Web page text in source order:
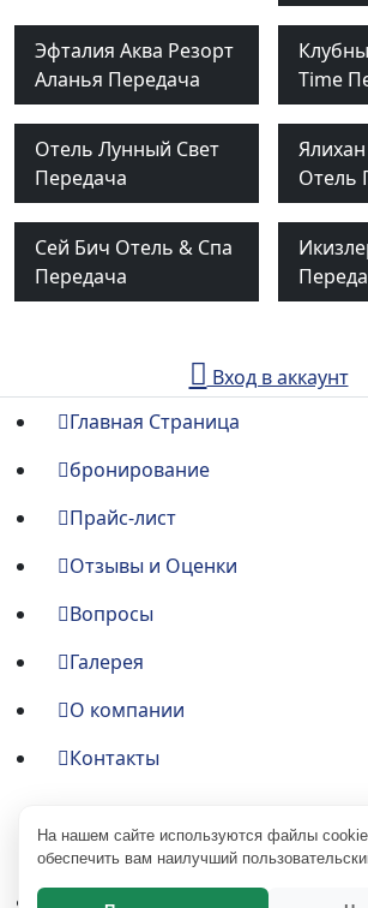
На нашем сайте используются файлы
обеспечить вам наилучший
Эфталия Аква Резорт
Аланья Передача
Time
Отель Лунный Свет
Передача
Отель
Сей Бич Отель & Спа
Передача
Вход в аккаунт
Главная Страница
бронирование
Прайс-лист
Отзывы и Оценки
Вопросы
Галерея
О компании
Контакты
Главная